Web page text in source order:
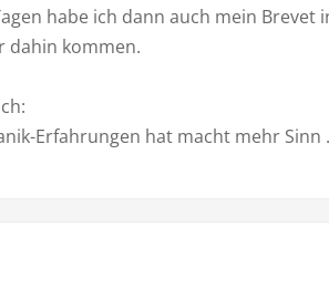
habe ich dann auch mein Brevet
dahin kommen.
Erfahrungen hat macht mehr Sinn